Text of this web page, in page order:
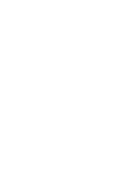
zu können und um unseren
Partner für soziale Medien,